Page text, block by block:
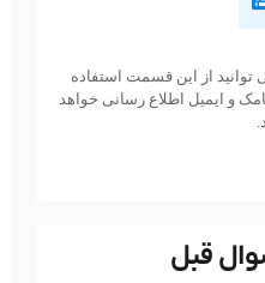
از این قسمت استفاده
از طریق پیامک و ایمیل اطلاع رسانی خواهد
قبل